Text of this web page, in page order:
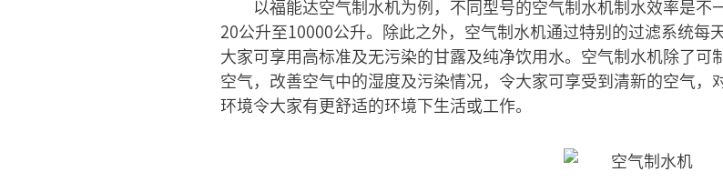
以福能达空气制水机为例，不同型号的空气制水机制水效率是
20公升至10000公升。除此之外，空气制水机通过特别的过滤系统每
大家可享用高标准及无污染的甘露及纯净饮用水。空气制水机除了
空气，改善空气中的湿度及污染情况，令大家可享受到清新的空气，
环境令大家有更舒适的环境下生活或工作。